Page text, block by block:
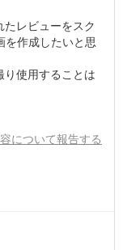
レビューをスク
を作成したいと思
り使用することは
について報告する